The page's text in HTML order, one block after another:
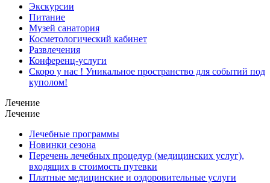
Экскурсии
Питание
Музей санатория
Косметологический кабинет
Развлечения
Конференц-услуги
Скоро у нас ! Уникальное пространство для событий под
куполом!
Лечение
Лечение
Лечебные программы
Новинки сезона
Перечень лечебных процедур (медицинских услуг),
входящих в стоимость путевки
Платные медицинские и оздоровительные услуги